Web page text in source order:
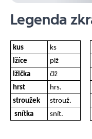
Legenda
kus ks
lžíce
plž
lžička
člž
hrst
hrs.
stroužek
strouž.
snítka
snít.